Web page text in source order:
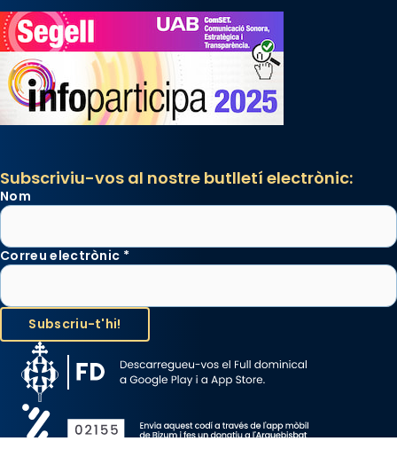
Subscriviu-vos al nostre butlletí electrònic:
Nom
Correu electrònic *